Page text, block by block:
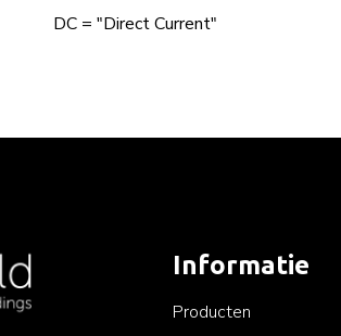
DC = "Direct Current"
Informatie
Producten